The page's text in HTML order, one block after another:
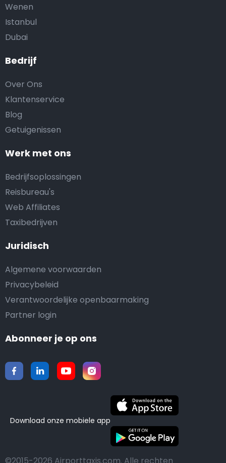
Bedrijf
Over Ons
Klantenservice
Blog
Getuigenissen
Werk met ons
Bedrijfsoplossingen
Reisbureau's
Web Affiliates
Taxibedrijven
Juridisch
Algemene voorwaarden
Privacybeleid
Verantwoordelijke openbaarmaking
Partner login
Wenen
Istanbul
Dubai
Abonneer je op ons
Download onze mobiele app